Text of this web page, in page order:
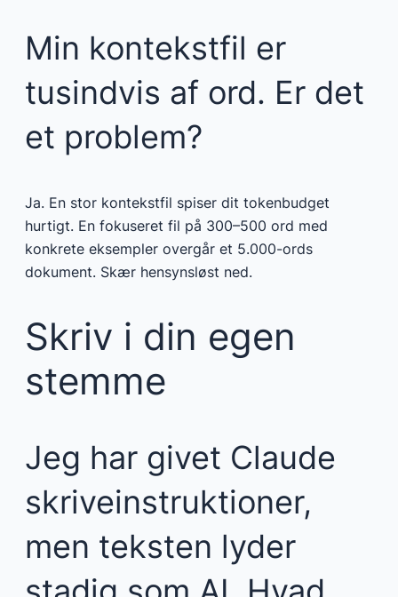
Min kontekstfil er
tusindvis af ord. Er det
et problem?
Ja. En stor kontekstfil spiser dit tokenbudget
hurtigt. En fokuseret fil på 300–500 ord med
konkrete eksempler overgår et 5.000-ords
dokument. Skær hensynsløst ned.
Skriv i din egen
stemme
Jeg har givet Claude
skriveinstruktioner,
men teksten lyder